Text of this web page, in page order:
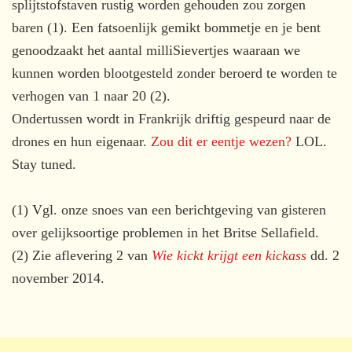
splijtstofstaven rustig worden gehouden zou zorgen
baren (1). Een fatsoenlijk gemikt bommetje en je bent
genoodzaakt het aantal milliSievertjes waaraan we
kunnen worden blootgesteld zonder beroerd te worden te
verhogen van 1 naar 20 (2).
Ondertussen wordt in Frankrijk driftig gespeurd naar de
drones en hun eigenaar. Zou dit er eentje wezen? LOL.
Stay tuned.
(1) Vgl. onze snoes van een berichtgeving van gisteren
over gelijksoortige problemen in het Britse Sellafield.
(2) Zie aflevering 2 van Wie kickt krijgt een kickass dd. 2
november 2014.